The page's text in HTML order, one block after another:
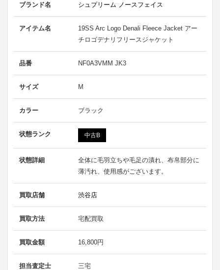
ブランド名 シュプリーム ノースフェイス
アイテム名
19SS Arc Logo Denali Fleece Jacket アー
チロゴデナリフリースジャケット
品番 NF0A3VMM JK3
サイズ M
カラー ブラック
状態ランク 中古B
状態詳細
全体に毛羽立ちや毛足の潰れ、布帛部分に
薄汚れ、使用感がございます。
買取店舗 渋谷店
買取方法 宅配買取
買取金額 16,800円
担当査定士 三宅